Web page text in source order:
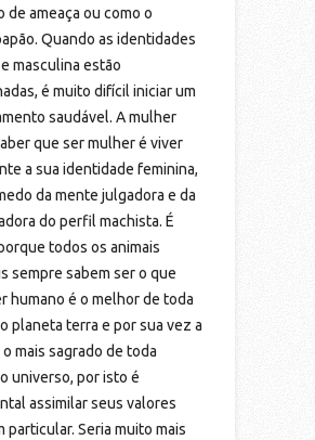
de ameaça ou como o
Quando as identidades
masculina estão
é muito difícil iniciar um
saudável. A mulher
que ser mulher é viver
a sua identidade feminina,
da mente julgadora e da
do perfil machista. É
todos os animais
sempre sabem ser o que
humano é o melhor de toda
planeta terra e por sua vez a
mais sagrado de toda
universo, por isto é
assimilar seus valores
particular. Seria muito mais